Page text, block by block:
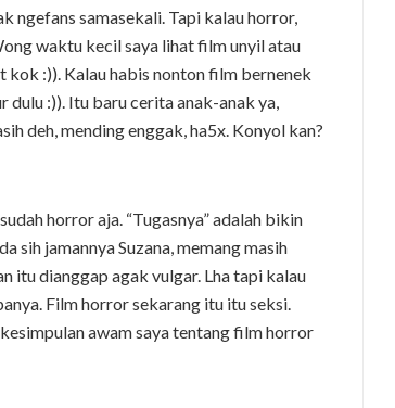
ngefans samasekali. Tapi kalau horror,
waktu kecil saya lihat film unyil atau
kok :)). Kalau habis nonton film bernenek
:)). Itu baru cerita anak-anak ya,
deh, mending enggak, ha5x. Konyol kan?
horror aja. “Tugasnya” adalah bikin
sih jamannya Suzana, memang masih
itu dianggap agak vulgar. Lha tapi kalau
Film horror sekarang itu itu seksi.
awam saya tentang film horror